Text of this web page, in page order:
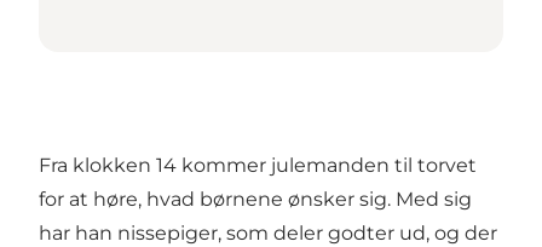
Fra klokken 14 kommer julemanden til torvet
for at høre, hvad børnene ønsker sig. Med sig
har han nissepiger, som deler godter ud, og der